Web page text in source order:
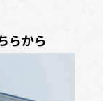
らから